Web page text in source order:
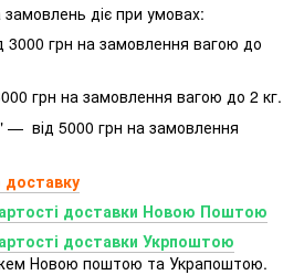
діє при умовах:
грн на замовлення вагою до
грн на замовлення вагою до 2 кг.
— від 5000 грн на замовлення
доставку
доставки Новою Поштою
доставки Укрпоштою
Новою поштою та Украпоштою.